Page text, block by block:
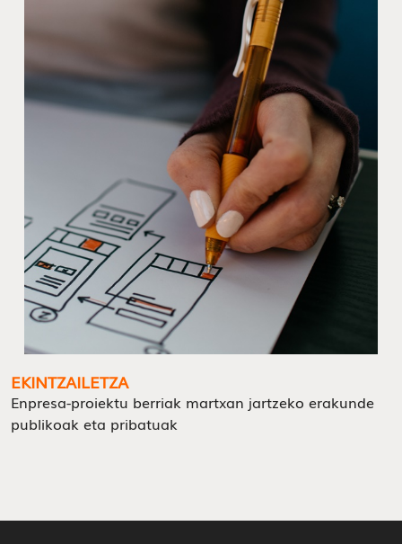
EKINTZAILETZA
Enpresa-proiektu berriak martxan jartzeko erakunde
publikoak eta pribatuak